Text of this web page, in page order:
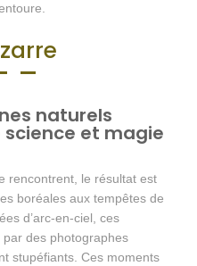
naturels
et magie
rencontrent, le résultat est
boréales aux tempêtes de
d’arc-en-ciel, ces
des photographes
stupéfiants. Ces moments